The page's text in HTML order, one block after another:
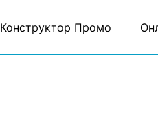
Конструктор Промо